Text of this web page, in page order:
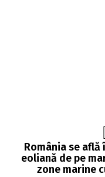
România se
eoliană de pe
zone marine